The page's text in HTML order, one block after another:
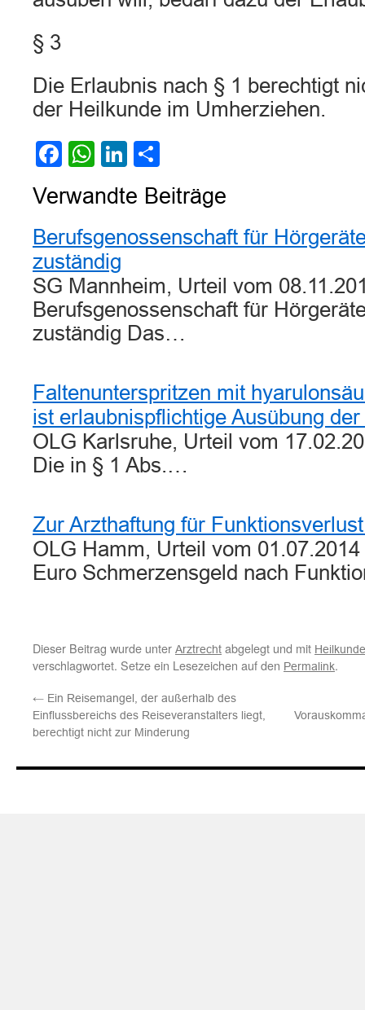
§ 3
Die Erlaubnis nach § 1 berechtigt
der Heilkunde im Umherziehen.
Facebook
WhatsApp
LinkedIn
Verwandte Beiträge
Berufsgenossenschaft für
zuständig
SG Mannheim, Urteil vom
Berufsgenossenschaft für
zuständig Das…
Faltenunterspritzen mit
ist erlaubnispflichtige Ausübung
OLG Karlsruhe, Urteil vom
Die in § 1 Abs.…
Zur Arzthaftung für
OLG Hamm, Urteil vom
Euro Schmerzensgeld nach
Dieser Beitrag wurde unter Arztrecht abgelegt und mit
verschlagwortet. Setze ein Lesezeichen auf den Permalink.
← Ein Reisemangel, der außerhalb des
Einflussbereichs des Reiseveranstalters liegt,
berechtigt nicht zur Minderung